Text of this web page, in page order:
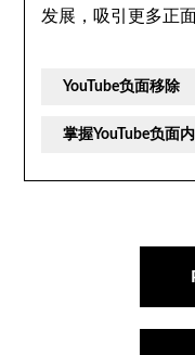
发展，吸引更多正面
YouTube负面移除
掌握YouTube负面